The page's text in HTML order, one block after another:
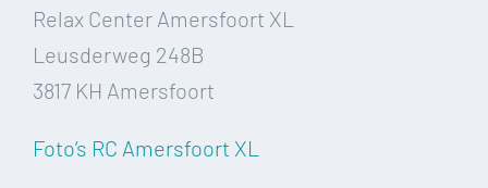
Relax Center Amersfoort XL
Leusderweg 248B
3817 KH Amersfoort
Foto’s RC Amersfoort XL